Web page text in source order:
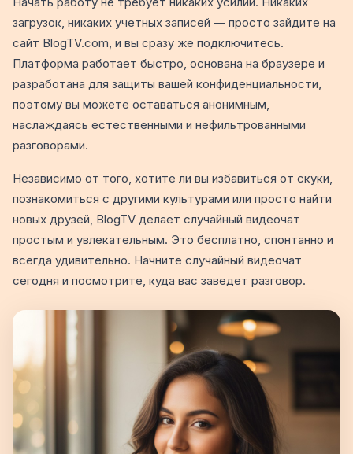
загрузок, никаких учетных записей — просто зайдите на
сайт BlogTV.com, и вы сразу же подключитесь.
Платформа работает быстро, основана на браузере и
разработана для защиты вашей конфиденциальности,
поэтому вы можете оставаться анонимным,
наслаждаясь естественными и нефильтрованными
разговорами.
Независимо от того, хотите ли вы избавиться от скуки,
познакомиться с другими культурами или просто найти
новых друзей, BlogTV делает случайный видеочат
простым и увлекательным. Это бесплатно, спонтанно и
всегда удивительно. Начните случайный видеочат
сегодня и посмотрите, куда вас заведет разговор.